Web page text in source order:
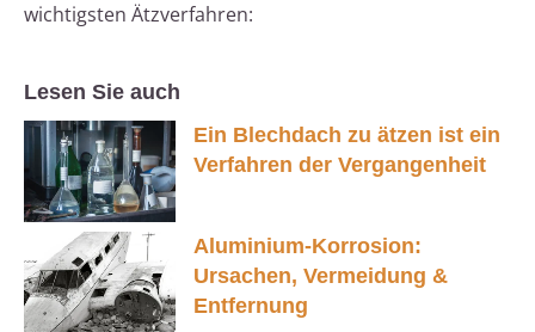
wichtigsten Ätzverfahren:
Lesen Sie auch
Ein Blechdach zu ätzen ist ein
Verfahren der Vergangenheit
Aluminium-Korrosion:
Ursachen, Vermeidung &
Entfernung